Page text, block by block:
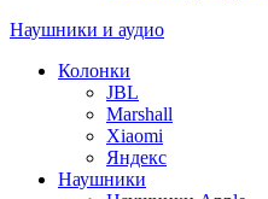
Наушники и аудио
Колонки
JBL
Marshall
Xiaomi
Яндекс
Наушники